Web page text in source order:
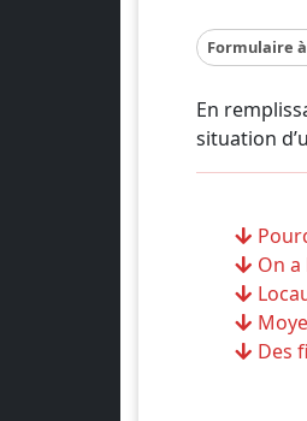
Formulaire
En
situation
On
Des